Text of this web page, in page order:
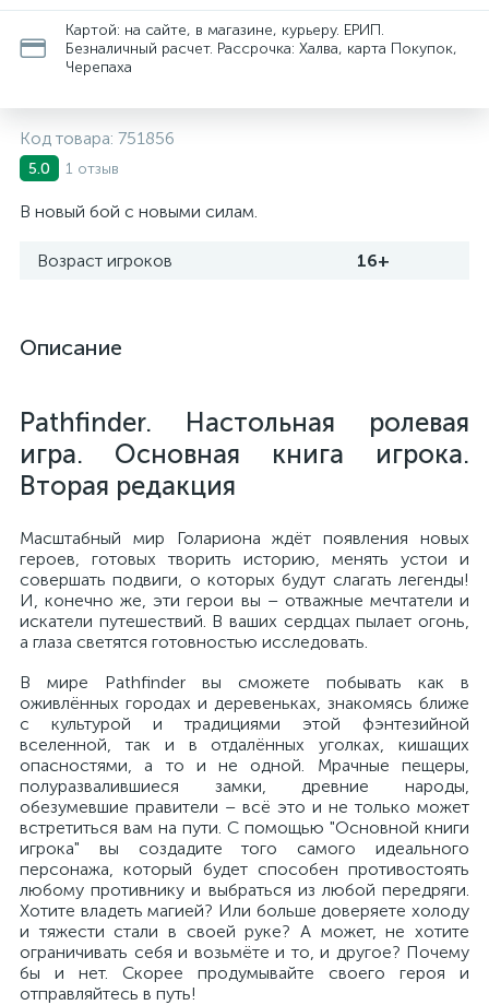
Картой: на сайте, в магазине, курьеру. ЕРИП.
Безналичный расчет. Рассрочка: Халва, карта Покупок,
Черепаха
Код товара: 751856
5.0 1 отзыв
В новый бой с новыми силам.
Возраст игроков 16+
Описание
Pathfinder. Настольная ролевая
игра. Основная книга игрока.
Вторая редакция
Масштабный мир Голариона ждёт появления новых
героев, готовых творить историю, менять устои и
совершать подвиги, о которых будут слагать легенды!
И, конечно же, эти герои вы – отважные мечтатели и
искатели путешествий. В ваших сердцах пылает огонь,
а глаза светятся готовностью исследовать.
В мире Pathfinder вы сможете побывать как в
оживлённых городах и деревеньках, знакомясь ближе
с культурой и традициями этой фэнтезийной
вселенной, так и в отдалённых уголках, кишащих
опасностями, а то и не одной. Мрачные пещеры,
полуразвалившиеся замки, древние народы,
обезумевшие правители – всё это и не только может
встретиться вам на пути. С помощью "Основной книги
игрока" вы создадите того самого идеального
персонажа, который будет способен противостоять
любому противнику и выбраться из любой передряги.
Хотите владеть магией? Или больше доверяете холоду
и тяжести стали в своей руке? А может, не хотите
ограничивать себя и возьмёте и то, и другое? Почему
бы и нет. Скорее продумывайте своего героя и
отправляйтесь в путь!